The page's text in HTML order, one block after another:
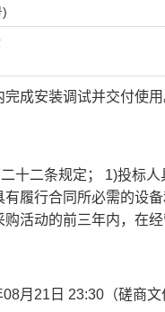
成安装调试并交付使用
十二条规定； 1)投标
履行合同所必需的设
活动的前三年内，在
月21日 23:30（磋商